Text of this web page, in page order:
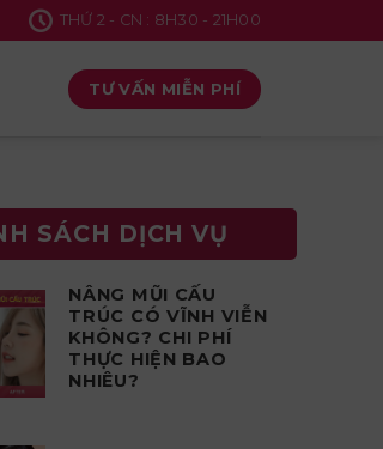
THỨ 2 - CN : 8H30 - 21H00
TƯ VẤN MIỄN PHÍ
SÁCH DỊCH VỤ
NÂNG MŨI CẤU
TRÚC CÓ VĨNH VIỄN
KHÔNG? CHI PHÍ
THỰC HIỆN BAO
NHIÊU?